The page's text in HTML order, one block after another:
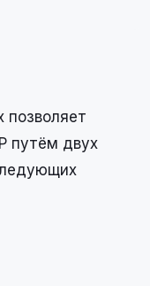
позволяет
путём двух